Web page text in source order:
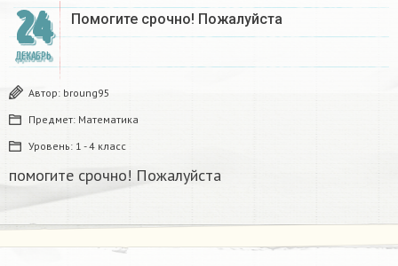
24
ДЕКАБРЬ
Помогите срочно! Пожалуйста
Автор: broung95
Предмет: Математика
Уровень: 1 - 4 класс
помогите срочно! Пожалуйста